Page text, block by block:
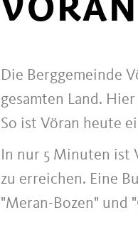
Die Berggemeinde
gesamten Land.
So ist Vöran heute
In nur 5 Minuten ist
zu erreichen. Eine
"Meran-Bozen" und